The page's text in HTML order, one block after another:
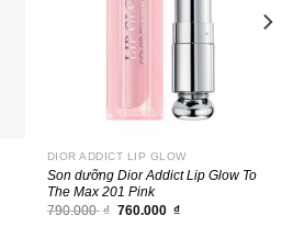
DIOR ADDICT LIP GLOW
Son dưỡng Dior Addict Lip Glow To
The Max 201 Pink
790.000 ₫ Giá
760.000 ₫Giá